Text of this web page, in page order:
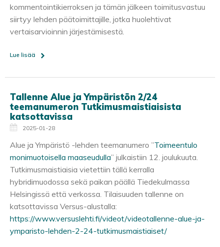
kommentointikierroksen ja tämän jälkeen toimitusvastuu
siirtyy lehden päätoimittajille, jotka huolehtivat
vertaisarvioinnin järjestämisestä.
Lue lisää
Tallenne Alue ja Ympäristön 2/24
teemanumeron Tutkimusmaistiaisista
katsottavissa
2025-01-28
Alue ja Ympäristö -lehden teemanumero ”Toimeentulo
monimuotoisella maaseudulla” julkaistiin 12. joulukuuta.
Tutkimusmaistiaisia vietettiin tällä kerralla
hybridimuodossa sekä paikan päällä Tiedekulmassa
Helsingissä että verkossa. Tilaisuuden tallenne on
katsottavissa Versus-alustalla:
https://www.versuslehti.fi/videot/videotallenne-alue-ja-
ymparisto-lehden-2-24-tutkimusmaistiaiset/